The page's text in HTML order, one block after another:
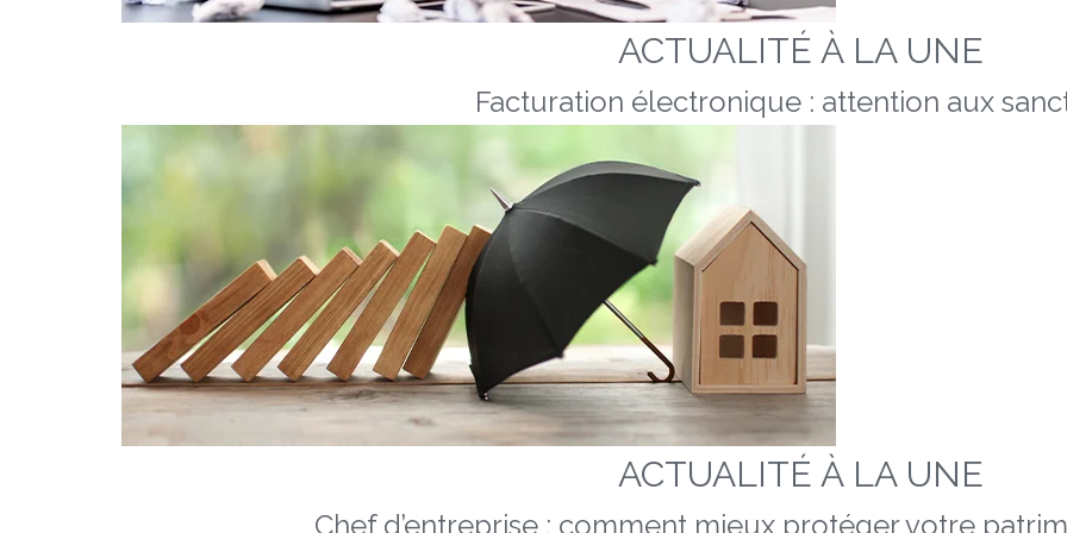
ACTUALITÉ À LA UNE
Facturation électronique : attention aux
ACTUALITÉ À LA UNE
Chef d’entreprise : comment mieux protéger votre